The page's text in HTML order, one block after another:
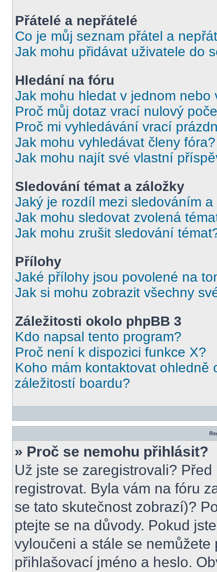
Přátelé a nepřátelé
Co je můj seznam přátel a
Jak mohu přidávat uživatele do
Hledání na fóru
Jak mohu hledat v jednom nebo
Proč můj dotaz vrací nulový
Proč mi vyhledávání vrací
Jak mohu vyhledávat členy fóra?
Jak mohu najít své vlastní
Sledování témat a záložky
Jaký je rozdíl mezi sledováním a
Jak mohu sledovat zvolená
Jak mohu zrušit sledování
Přílohy
Jaké přílohy jsou povolené na
Jak si mohu zobrazit všechny
Záležitosti okolo phpBB 3
Kdo napsal tento program?
Proč není k dispozici funkce X?
Koho mám kontaktovat
záležitostí boardu?
» Proč se nemohu přihlásit?
Už jste se zaregistrovali?
registrovat. Byla vám na fóru
se tato skutečnost zobrazí)?
ptejte se na důvody. Pokud
vyloučeni a stále se
přihlašovací jméno a heslo.